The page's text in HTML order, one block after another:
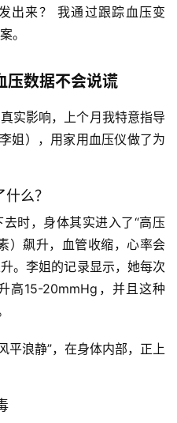
出来？
我通过跟踪血压变
。
压数据不会说谎
实影响，上个月我特意指导
姐），用家用血压仪做了为
么？
时，身体其实进入了“高压
）飙升，血管收缩，心率会
。李姐的记录显示，她每次
高15-20mmHg，并且这种
平浪静”，在身体内部，正上